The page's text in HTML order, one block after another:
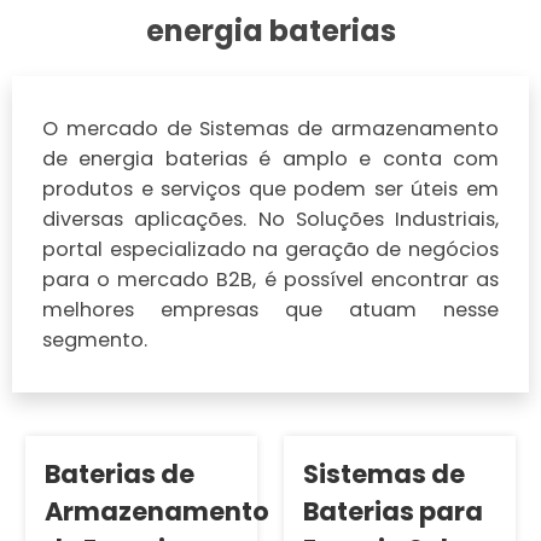
energia baterias
O mercado de Sistemas de armazenamento
de energia baterias é amplo e conta com
produtos e serviços que podem ser úteis em
diversas aplicações. No Soluções Industriais,
portal especializado na geração de negócios
para o mercado B2B, é possível encontrar as
melhores empresas que atuam nesse
segmento.
Baterias de
Armazenamento
Sistemas de
Baterias para